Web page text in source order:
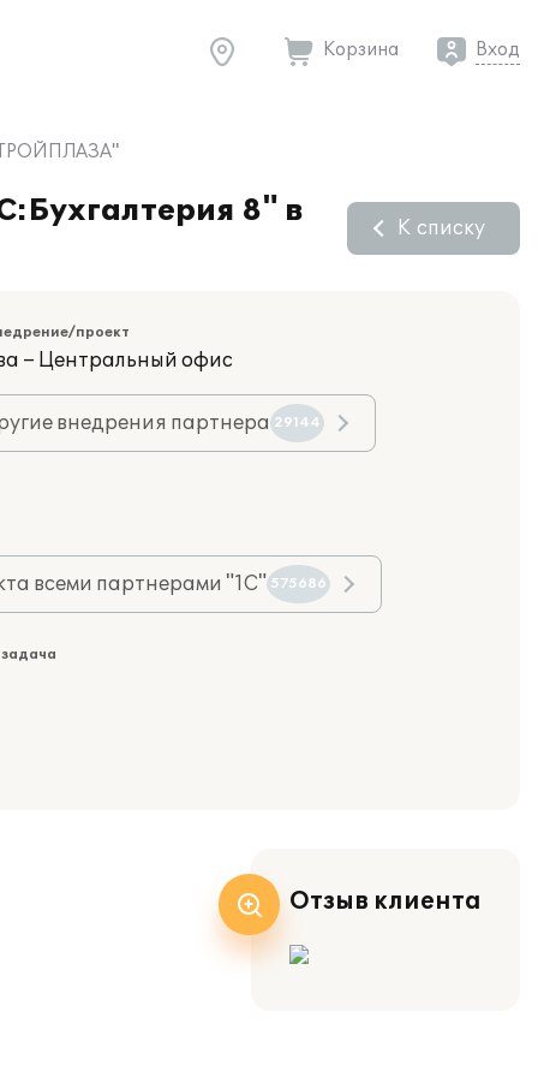
Корзина Вход
8" в
К списку
проект
– Центральный офис
внедрения партнера 29144
всеми партнерами "1С" 575686
Отзыв клиента